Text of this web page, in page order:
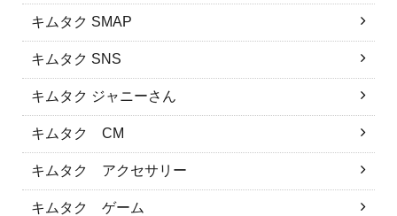
キムタク SMAP
キムタク SNS
キムタク ジャニーさん
キムタク CM
キムタク アクセサリー
キムタク ゲーム